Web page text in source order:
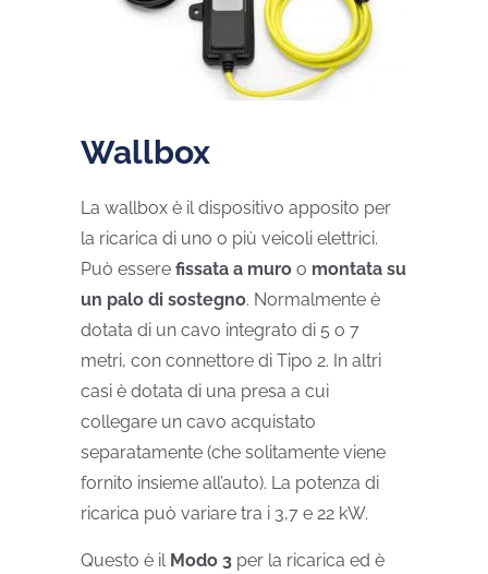
Wallbox
La wallbox è il dispositivo apposito per
la ricarica di uno o più veicoli elettrici.
Può essere fissata a muro o montata su
un palo di sostegno. Normalmente è
dotata di un cavo integrato di 5 o 7
metri, con connettore di Tipo 2. In altri
casi è dotata di una presa a cui
collegare un cavo acquistato
separatamente (che solitamente viene
fornito insieme all’auto). La potenza di
ricarica può variare tra i 3,7 e 22 kW.
Questo è il Modo 3 per la ricarica ed è